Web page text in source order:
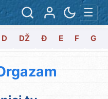
☰
D DŽ Đ E F G